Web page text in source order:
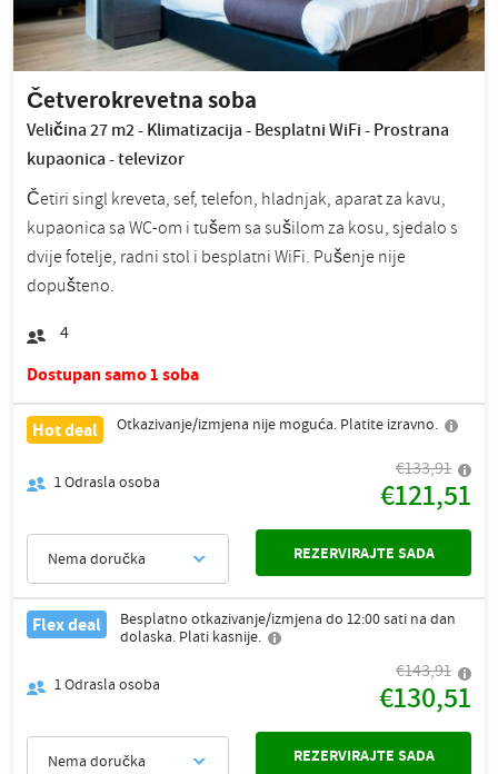
Četverokrevetna soba
Veličina 27 m2 - Klimatizacija - Besplatni WiFi - Prostrana
kupaonica - televizor
Četiri singl kreveta, sef, telefon, hladnjak, aparat za kavu,
kupaonica sa WC-om i tušem sa sušilom za kosu, sjedalo s
dvije fotelje, radni stol i besplatni WiFi. Pušenje nije
dopušteno.
4
Dostupan samo 1 soba
Hot deal Otkazivanje/izmjena nije moguća. Platite izravno.
1Odrasla osoba
€133,91
€121,51
Nema doručka REZERVIRAJTE SADA
Flex deal
Besplatno otkazivanje/izmjena do 12:00 sati na dan
dolaska. Plati kasnije.
1Odrasla osoba
€143,91
€130,51
Nema doručka REZERVIRAJTE SADA